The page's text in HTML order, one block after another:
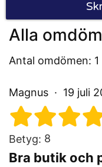
Alla
Antal omdömen: 1
Magnus 19 juli
Betyg: 8
Bra butik och